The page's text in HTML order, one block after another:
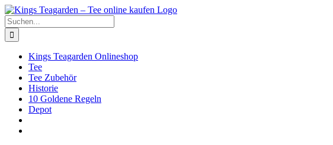
Zum
Inhalt
springen
Facebook
X
Instagram
Pinterest
Suche
nach:
Kings Teagarden Onlineshop
Tee
Tee Zubehör
Historie
10 Goldene Regeln
Depot